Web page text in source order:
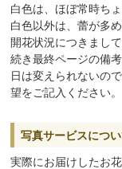
白色は、ほぼ常時ち
白色以外は、蕾が多
開花状況につきまし
続き最終ページの備
日は変えられないの
望をご記入ください。
写真サービスにつ
実際にお届けしたお